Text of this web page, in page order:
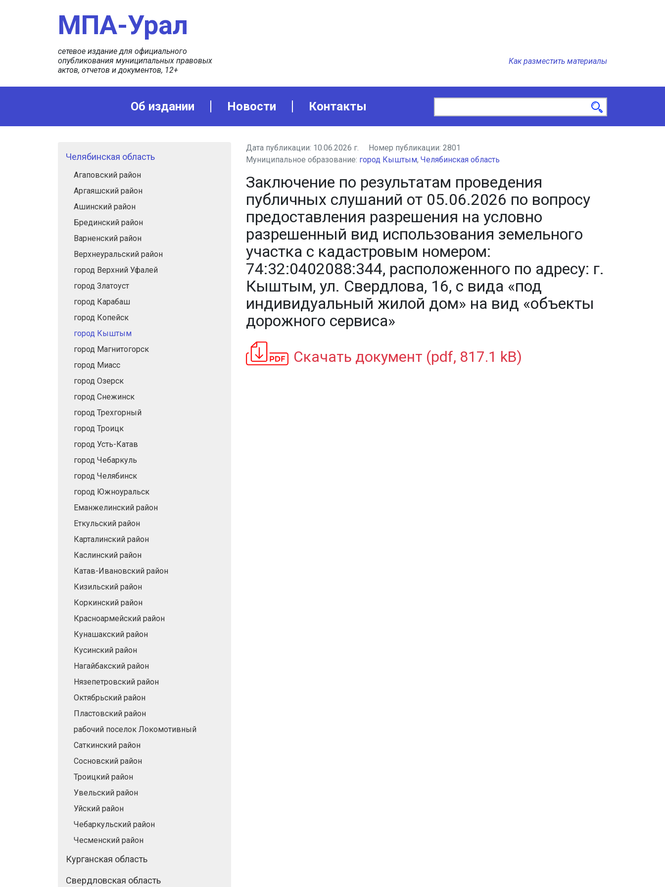
МПА-Урал
сетевое издание для официального
опубликования муниципальных правовых
актов, отчетов и документов, 12+
Как разместить материалы
Об издании Новости Контакты
Челябинская область
Агаповский район
Аргаяшский район
Ашинский район
Брединский район
Варненский район
Верхнеуральский район
город Верхний Уфалей
город Златоуст
город Карабаш
город Копейск
город Кыштым
город Магнитогорск
город Миасс
город Озерск
город Снежинск
город Трехгорный
город Троицк
город Усть-Катав
город Чебаркуль
город Челябинск
город Южноуральск
Еманжелинский район
Еткульский район
Карталинский район
Каслинский район
Катав-Ивановский район
Кизильский район
Коркинский район
Красноармейский район
Кунашакский район
Кусинский район
Нагайбакский район
Нязепетровский район
Октябрьский район
Пластовский район
рабочий поселок Локомотивный
Саткинский район
Сосновский район
Троицкий район
Увельский район
Уйский район
Чебаркульский район
Чесменский район
Курганская область
Свердловская область
Дата публикации: 10.06.2026 г. Номер публикации: 2801
Муниципальное образование: город Кыштым, Челябинская область
Заключение по результатам проведения
публичных слушаний от 05.06.2026 по вопросу
предоставления разрешения на условно
разрешенный вид использования земельного
участка с кадастровым номером:
74:32:0402088:344, расположенного по адресу: г.
Кыштым, ул. Свердлова, 16, с вида «под
индивидуальный жилой дом» на вид «объекты
дорожного сервиса»
Скачать документ (pdf, 817.1 kB)